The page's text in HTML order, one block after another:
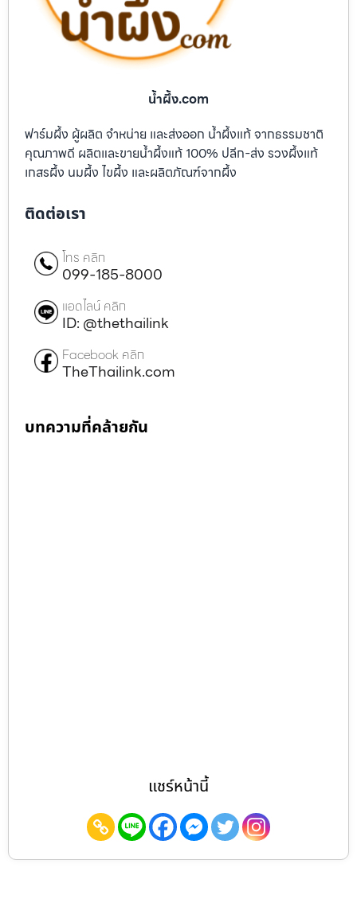
น้ำผึ้ง.com
ฟาร์มผึ้ง ผู้ผลิต จำหน่าย และส่งออก น้ำผึ้งแท้ จากธรรมชาติ
คุณภาพดี ผลิตและขายน้ำผึ้งแท้ 100% ปลีก-ส่ง รวงผึ้งแท้
เกสรผึ้ง นมผึ้ง ไขผึ้ง และผลิตภัณฑ์จากผึ้ง
ติดต่อเรา
โทร คลิก
099-185-8000
แอดไลน์ คลิก
ID: @thethailink
Facebook คลิก
TheThailink.com
บทความที่คล้ายกัน
แชร์หน้านี้